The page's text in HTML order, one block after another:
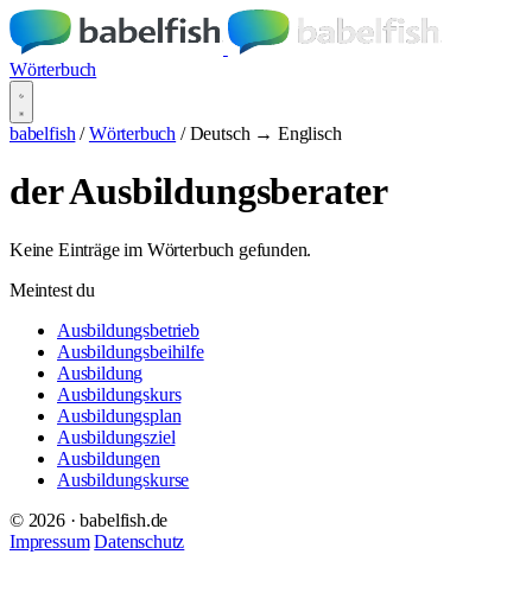
Wörterbuch
babelfish / Wörterbuch / Deutsch → Englisch
der Ausbildungsberater
Keine Einträge im Wörterbuch gefunden.
Meintest du
Ausbildungsbetrieb
Ausbildungsbeihilfe
Ausbildung
Ausbildungskurs
Ausbildungsplan
Ausbildungsziel
Ausbildungen
Ausbildungskurse
© 2026 · babelfish.de
Impressum Datenschutz